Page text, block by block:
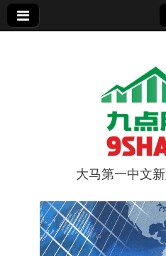
9点股票
大马第一中文